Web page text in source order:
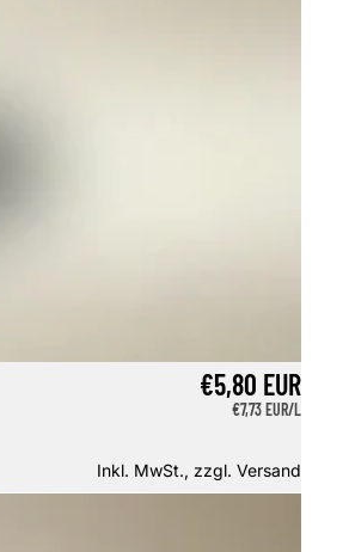
€5,80 EUR
GRUNDPREIS
€7,73 EUR/L
Inkl. MwSt., zzgl. Versand